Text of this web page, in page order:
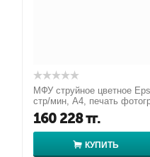
МФУ струйное цветное
стр/мин, А4, печать
160 228тг.
КУПИТЬ